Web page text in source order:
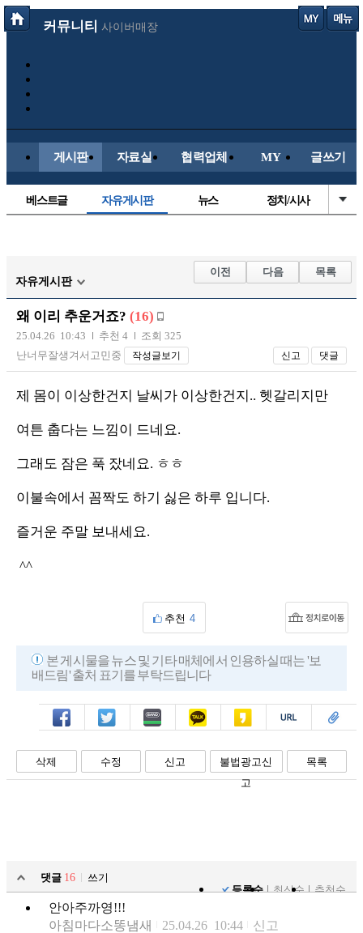
커뮤니티 사이버매장
게시판 자료실 협력업체 MY 글쓰기
베스트글 자유게시판 뉴스 정치/시사
해외축구
국내축구
자유게시판
이전 다음 목록
왜 이리 추운거죠? (16)
25.04.26 10:43 추천 4
조회 325
난너무잘생겨서고민중
작성글보기 신고 댓글
제 몸이 이상한건지 날씨가 이상한건지.. 헷갈리지만
여튼 춥다는 느낌이 드네요.
그래도 잠은 푹 잤네요. ㅎㅎ
이불속에서 꼼짝도 하기 싫은 하루 입니다.
즐거운 주말 보내세요.
^^
추천 4
본 게시물을 뉴스 및 기타 매체에서 인용하실 때는 '보
배드림' 출처 표기를 부탁드립니다
페북 트윗 밴드 카톡 카스 복사 스크랩
삭제 수정 신고
불법광고신
고
목록
댓글 16
쓰기
등록순
최신순 추천순
안아주까영!!!
아침마다소똥냄새
25.04.26 10:44 신고